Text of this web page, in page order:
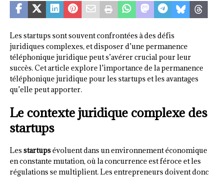
Les startups sont souvent confrontées à des défis
juridiques complexes, et disposer d’une permanence
téléphonique juridique peut s’avérer crucial pour leur
succès. Cet article explore l’importance de la permanence
téléphonique juridique pour les startups et les avantages
qu’elle peut apporter.
Le contexte juridique complexe des
startups
Les startupsévoluent dans un environnement économique
en constante mutation, où la concurrence est féroce et les
régulations se multiplient. Les entrepreneurs doivent donc